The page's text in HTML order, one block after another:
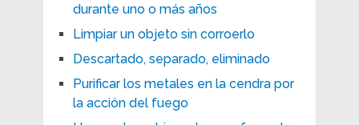
durante uno o más años
Limpiar un objeto sin corroerlo
Descartado, separado, eliminado
Purificar los metales en la cendra por
la acción del fuego